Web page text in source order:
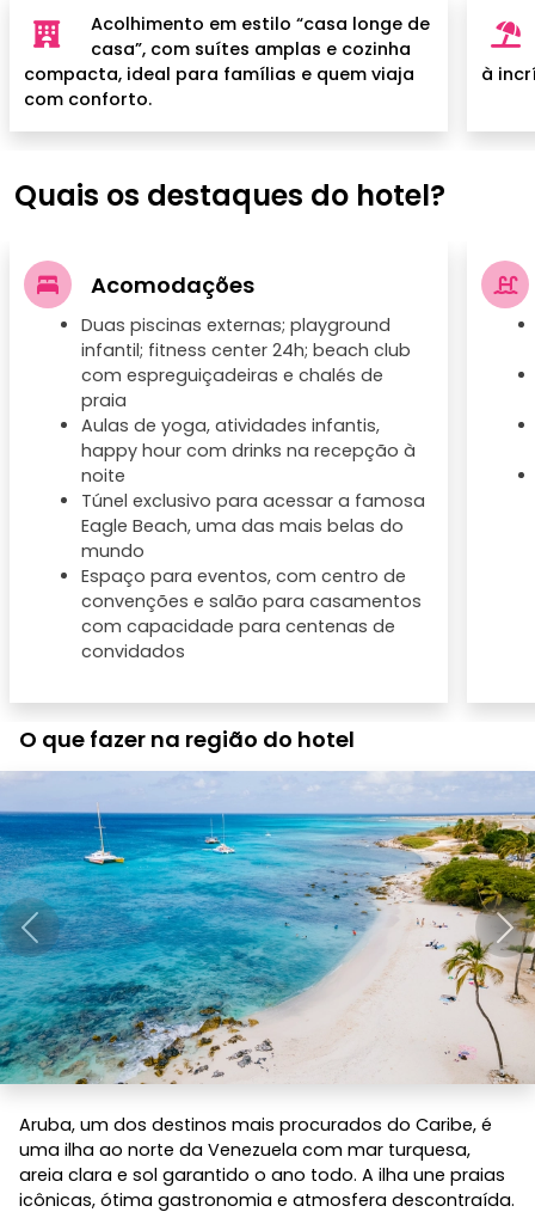
Acolhimento em estilo “casa longe de
casa”, com suítes amplas e cozinha
compacta, ideal para famílias e quem viaja
com conforto.
à
Quais os destaques do hotel?
Acomodações
Duas piscinas externas; playground
infantil; fitness center 24h; beach club
com espreguiçadeiras e chalés de
praia
Aulas de yoga, atividades infantis,
happy hour com drinks na recepção à
noite
Túnel exclusivo para acessar a famosa
Eagle Beach, uma das mais belas do
mundo
Espaço para eventos, com centro de
convenções e salão para casamentos
com capacidade para centenas de
convidados
O que fazer na região do hotel
Anterior
Aruba, um dos destinos mais procurados do Caribe, é
uma ilha ao norte da Venezuela com mar turquesa,
areia clara e sol garantido o ano todo. A ilha une praias
icônicas, ótima gastronomia e atmosfera descontraída.